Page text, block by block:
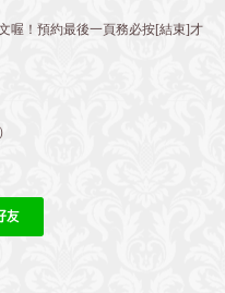
喔！預約最後一頁務必按[結束]才